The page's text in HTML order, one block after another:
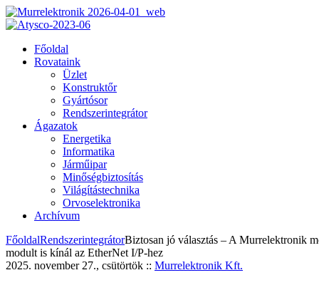
Főoldal
Rovataink
Üzlet
Konstruktőr
Gyártósor
Rendszerintegrátor
Ágazatok
Energetika
Informatika
Járműipar
Minőségbiztosítás
Világítástechnika
Orvoselektronika
Archívum
FőoldalRendszerintegrátorBiztosan jó választás – A Murrelektronik
modult is kínál az EtherNet I/P-hez
2025. november 27., csütörtök :: Murrelektronik Kft.